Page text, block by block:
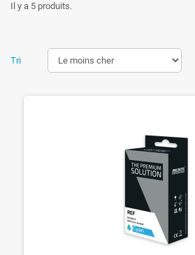
Il y a 5 produits.
Tri